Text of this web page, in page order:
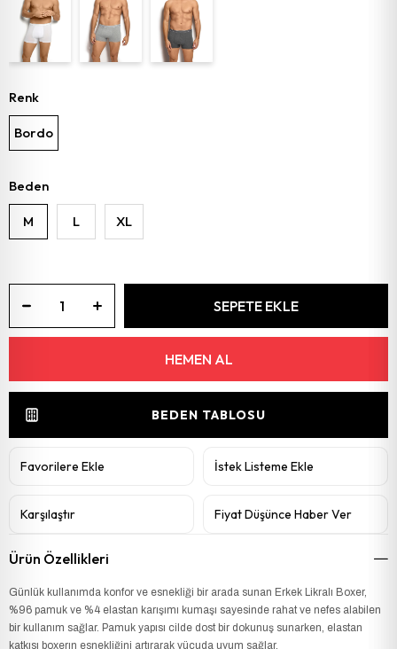
Renk
Bordo
Beden
M L XL
BEDEN TABLOSU
Favorilere Ekle İstek Listeme Ekle
Karşılaştır Fiyat Düşünce Haber Ver
Ürün Özellikleri
Günlük kullanımda konfor ve esnekliği bir arada sunan Erkek Likralı Boxer,
%96 pamuk ve %4 elastan karışımı kumaşı sayesinde rahat ve nefes alabilen
bir kullanım sağlar. Pamuk yapısı cilde dost bir dokunuş sunarken, elastan
katkısı boxerın esnekliğini artırarak vücuda uyum sağlar.